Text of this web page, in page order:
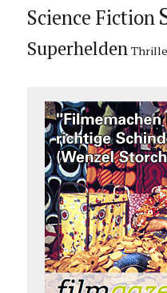
Science Fiction
Superhelden